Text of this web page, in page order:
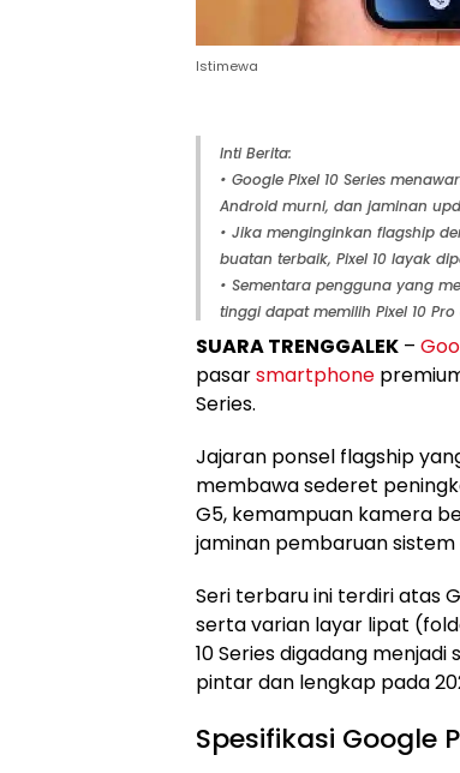
Istimewa
Inti Berita:
• Google Pixel 10 Series
Android murni, dan jaminan
• Jika menginginkan flagship
buatan terbaik, Pixel 10 layak
• Sementara pengguna yang
tinggi dapat memilih Pixel 10 Pro
SUARA TRENGGALEK –
pasarsmartphone
Series.
Jajaran ponsel flagship
membawa sederet
G5, kemampuan kamera
jaminan pembaruan
Seri terbaru ini terdiri atas
serta varian layar lipat
10 Series digadang
pintar dan lengkap pada
Spesifikasi Google